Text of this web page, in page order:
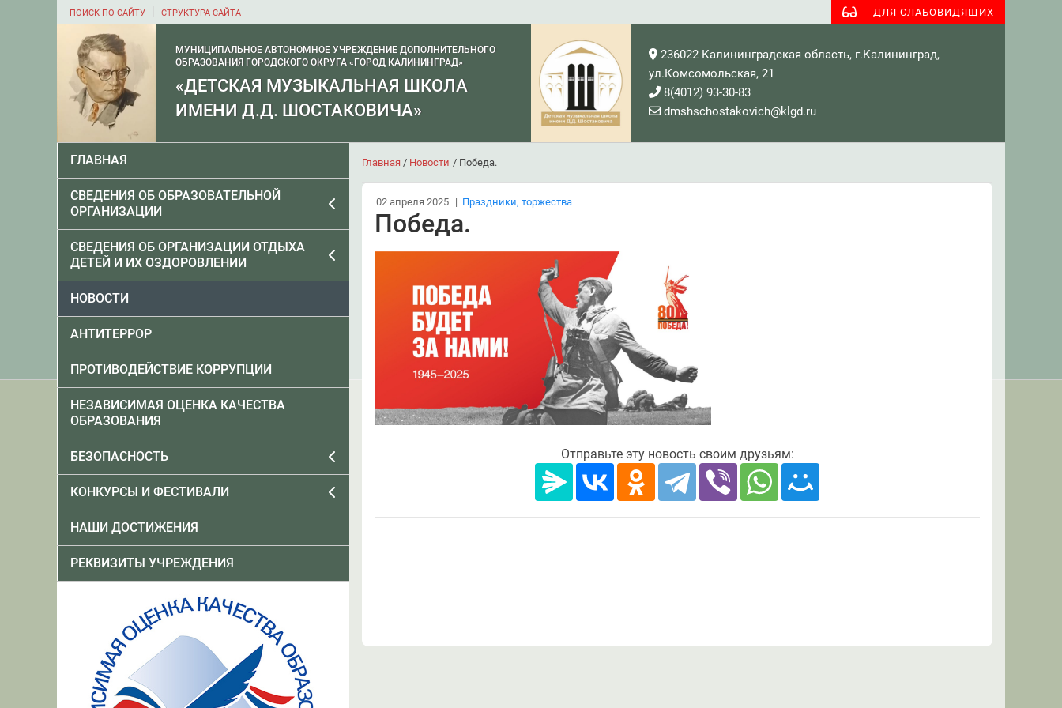
ПОИСК ПО САЙТУ СТРУКТУРА САЙТА ДЛЯ СЛАБОВИДЯЩИХ
МУНИЦИПАЛЬНОЕ АВТОНОМНОЕ УЧРЕЖДЕНИЕ ДОПОЛНИТЕЛЬНОГО
ОБРАЗОВАНИЯ ГОРОДСКОГО ОКРУГА «ГОРОД КАЛИНИНГРАД»
«ДЕТСКАЯ МУЗЫКАЛЬНАЯ ШКОЛА
ИМЕНИ Д.Д. ШОСТАКОВИЧА»
236022 Калининградская область, г.Калининград,
ул.Комсомольская, 21
8(4012) 93-30-83
dmshschostakovich@klgd.ru
ГЛАВНАЯ
СВЕДЕНИЯ ОБ ОБРАЗОВАТЕЛЬНОЙ
ОРГАНИЗАЦИИ
СВЕДЕНИЯ ОБ ОРГАНИЗАЦИИ ОТДЫХА
ДЕТЕЙ И ИХ ОЗДОРОВЛЕНИИ
НОВОСТИ
АНТИТЕРРОР
ПРОТИВОДЕЙСТВИЕ КОРРУПЦИИ
НЕЗАВИСИМАЯ ОЦЕНКА КАЧЕСТВА
ОБРАЗОВАНИЯ
БЕЗОПАСНОСТЬ
КОНКУРСЫ И ФЕСТИВАЛИ
НАШИ ДОСТИЖЕНИЯ
РЕКВИЗИТЫ УЧРЕЖДЕНИЯ
Главная / Новости / Победа.
02 апреля 2025 | Праздники, торжества
Победа.
Отправьте эту новость своим друзьям: